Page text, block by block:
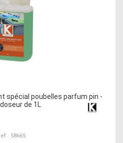
spécial poubelles parfum pin -
de 1L
: 58665